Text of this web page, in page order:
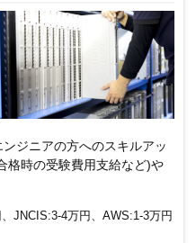
ジニアの方へのスキルアッ
格時の受験費用支給など)や
JNCIS:3-4万円、AWS:1-3万円